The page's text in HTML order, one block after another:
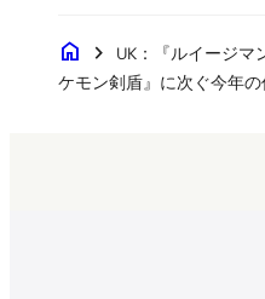
home chevron_right
UK：『ルイージマ
ケモン剣盾』に次ぐ今年